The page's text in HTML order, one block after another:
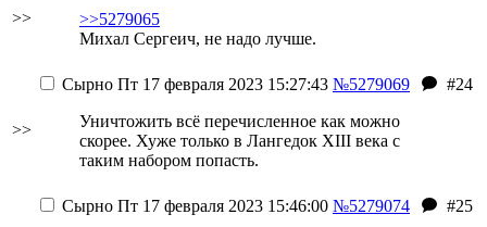
>>
>>5279065
Михал Сергеич, не надо лучше.
>>
Сырно Пт 17 февраля 2023 15:27:43 №5279069
#24
Уничтожить всё перечисленное как можно
скорее. Хуже только в Лангедок XIII века с
таким набором попасть.
Сырно Пт 17 февраля 2023 15:46:00 №5279074
#25